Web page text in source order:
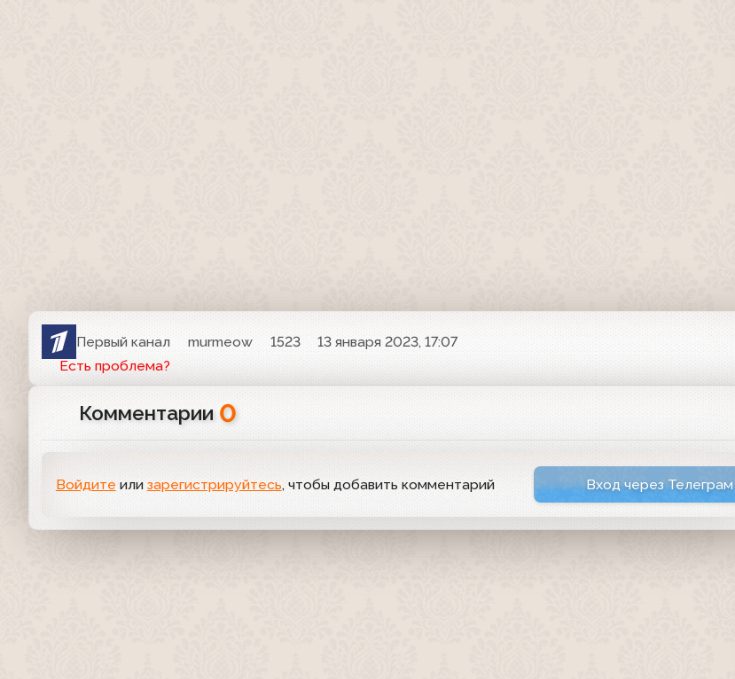
Первый канал murmeow 1523
13 января 2023, 17:07
Есть проблема?
Комментарии 0
Войдите или зарегистрируйтесь, чтобы добавить комментарий Вход через Телеграм